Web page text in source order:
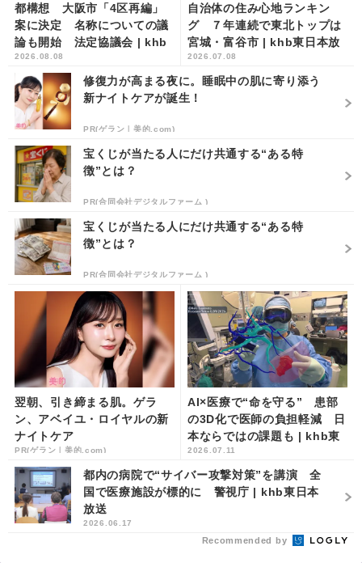
都構想 大阪市「4区再編」
案に決定 名称についての議
論も開始 法定協議会 | khb
東日本放送
2026.08.08
自治体の住み心地ランキン
グ ７年連続で東北トップは
宮城・富谷市 | khb東日本放
送
2026.07.08
修復力が高まる夜に。睡眠中の肌に寄り添う
新ナイトケアが誕生！
PR(ゲラン｜美的.com)
宝くじが当たる人にだけ共通する“ある特
徴”とは？
PR(合同会社デジタルファーム )
宝くじが当たる人にだけ共通する“ある特
徴”とは？
PR(合同会社デジタルファーム )
翌朝、引き締まる肌。ゲラ
ン、アベイユ・ロイヤルの新
ナイトケア
PR(ゲラン｜美的.com)
AI×医療で“命を守る” 患部
の3D化で医師の負担軽減 日
本ならではの課題も | khb東
日本放送
2026.07.11
都内の病院で“サイバー攻撃対策”を講演 全
国で医療施設が標的に 警視庁 | khb東日本
放送
2026.06.17
Recommended by